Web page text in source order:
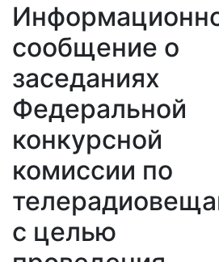
сообщение о
заседаниях
Федеральной
конкурсной
комиссии по
с целью